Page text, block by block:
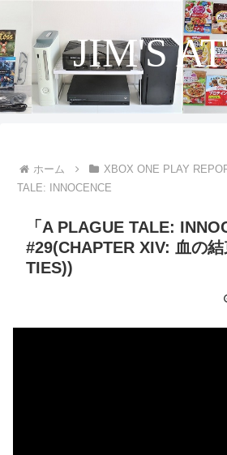
JIM'S
ホーム XBOX ONE PLAY
TALE: INNOCENCE
「A PLAGUE TALE:
#29(CHAPTER XIV: 血の
TIES))